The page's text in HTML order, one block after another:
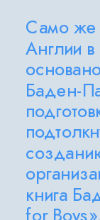
Само же
Англии
Баден-
книга